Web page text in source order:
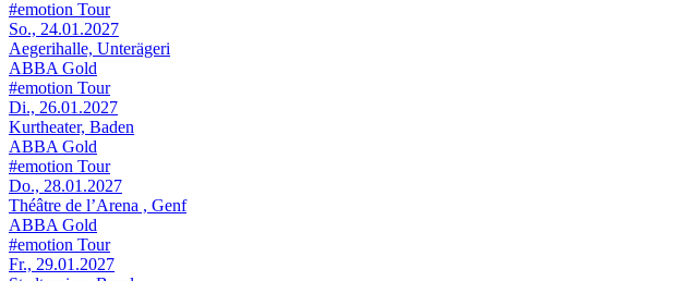
#emotion Tour
So., 24.01.2027
Aegerihalle, Unterägeri
ABBA Gold
#emotion Tour
Di., 26.01.2027
Kurtheater, Baden
ABBA Gold
#emotion Tour
Do., 28.01.2027
Théâtre de l’Arena , Genf
ABBA Gold
#emotion Tour
Fr., 29.01.2027